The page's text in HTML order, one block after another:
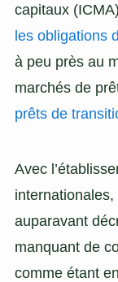
capitaux
les obligations
à peu près au
marchés de
prêts de
Avec
auparavant
manquant de
comme étant